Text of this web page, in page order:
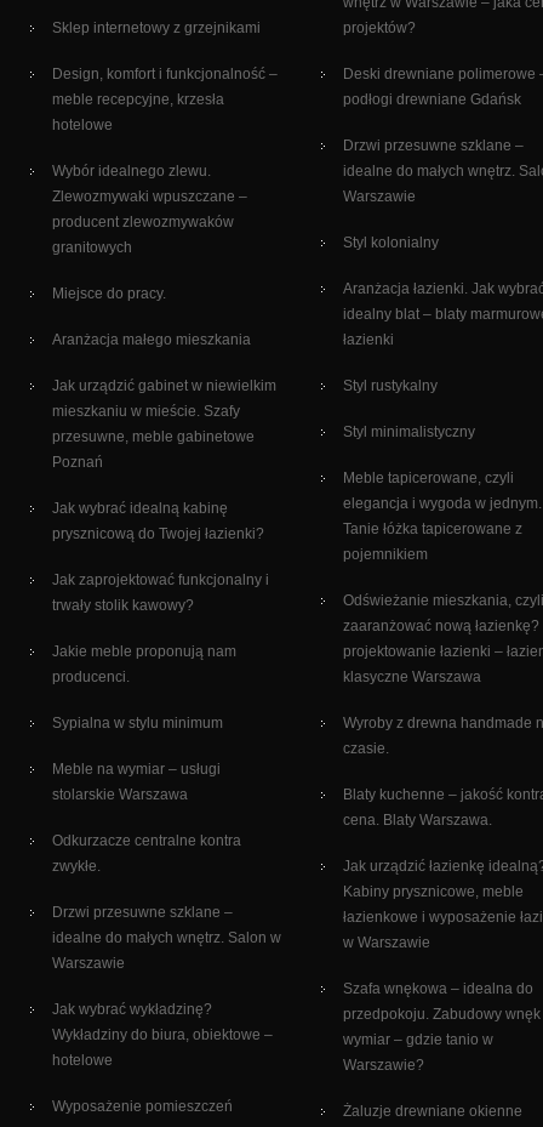
Sklep internetowy z grzejnikami
Design, komfort i funkcjonalność –
meble recepcyjne, krzesła
hotelowe
Wybór idealnego zlewu.
Zlewozmywaki wpuszczane –
producent zlewozmywaków
granitowych
Miejsce do pracy.
Aranżacja małego mieszkania
Jak urządzić gabinet w niewielkim
mieszkaniu w mieście. Szafy
przesuwne, meble gabinetowe
Poznań
Jak wybrać idealną kabinę
prysznicową do Twojej łazienki?
Jak zaprojektować funkcjonalny i
trwały stolik kawowy?
Jakie meble proponują nam
producenci.
Sypialna w stylu minimum
Meble na wymiar – usługi
stolarskie Warszawa
Odkurzacze centralne kontra
zwykłe.
Drzwi przesuwne szklane –
idealne do małych wnętrz. Salon w
Warszawie
Jak wybrać wykładzinę?
Wykładziny do biura, obiektowe –
hotelowe
Wyposażenie pomieszczeń
projektów?
Deski drewniane polimerowe
podłogi drewniane Gdańsk
Drzwi przesuwne szklane –
idealne do małych wnętrz.
Warszawie
Styl kolonialny
Aranżacja łazienki. Jak
idealny blat – blaty
łazienki
Styl rustykalny
Styl minimalistyczny
Meble tapicerowane, czyli
elegancja i wygoda w jednym.
Tanie łóżka tapicerowane z
pojemnikiem
Odświeżanie mieszkania,
zaaranżować nową łazienkę?
projektowanie łazienki –
klasyczne Warszawa
Wyroby z drewna handmade
czasie.
Blaty kuchenne – jakość
cena. Blaty Warszawa.
Jak urządzić łazienkę
Kabiny prysznicowe, meble
łazienkowe i wyposażenie
w Warszawie
Szafa wnękowa – idealna do
przedpokoju. Zabudowy
wymiar – gdzie tanio w
Warszawie?
Żaluzje drewniane okienne